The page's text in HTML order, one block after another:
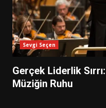
Sevgi Seçen
Gerçek Liderlik
Müziğin Ruhu